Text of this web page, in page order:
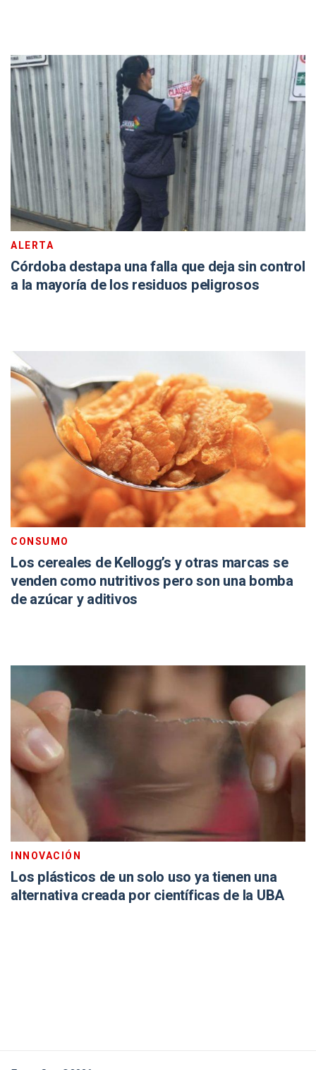
ALERTA
Córdoba destapa una falla que deja sin control
a la mayoría de los residuos peligrosos
CONSUMO
Los cereales de Kellogg’s y otras marcas se
venden como nutritivos pero son una bomba
de azúcar y aditivos
INNOVACIÓN
Los plásticos de un solo uso ya tienen una
alternativa creada por científicas de la UBA